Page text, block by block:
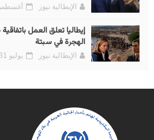
الإيطالية نيوز أغسطس 01,
إيطاليا تعلق العمل
الهجرة في سبتة
الإيطالية نيوز يوليو 31, 2026